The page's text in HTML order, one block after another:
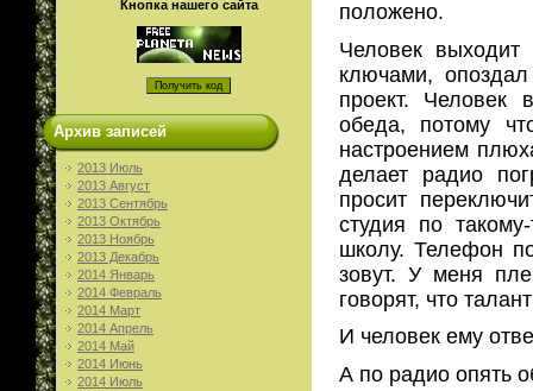
Кнопка нашего сайта
Архив записей
2013 Июль
2013 Август
2013 Сентябрь
2013 Октябрь
2013 Ноябрь
2013 Декабрь
2014 Январь
2014 Февраль
2014 Март
2014 Апрель
2014 Май
2014 Июнь
2014 Июль
положено.
Человек
ключами,
проект. Человек
обеда, потому
настроением
делает радио
просит
студия по
школу. Телефон
зовут. У меня
говорят, что
И человек ему
А по радио опять